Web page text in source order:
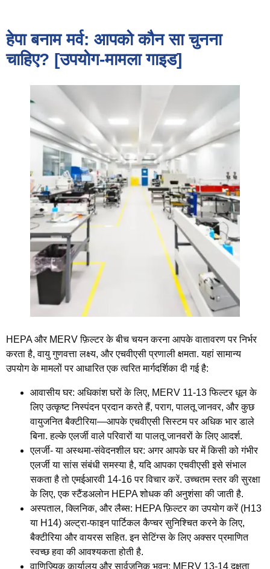
हेपा बनाम मर्व: आपको कौन सा चुनना
चाहिए? [उपयोग-मामला गाइड]
HEPA और MERV फ़िल्टर के बीच चयन करना आपके वातावरण पर निर्भर
करता है, वायु गुणवत्ता लक्ष्य, और एचवीएसी प्रणाली क्षमता. यहां सामान्य
उपयोग के मामलों पर आधारित एक त्वरित मार्गदर्शिका दी गई है:
आवासीय घर: अधिकांश घरों के लिए, MERV 11-13 फिल्टर धूल के
लिए उत्कृष्ट निस्पंदन प्रदान करते हैं, पराग, पालतू जानवर, और कुछ
वायुजनित बैक्टीरिया—आपके एचवीएसी सिस्टम पर अधिक भार डाले
बिना. हल्के एलर्जी वाले परिवारों या पालतू जानवरों के लिए आदर्श.
एलर्जी- या अस्थमा-संवेदनशील घर: अगर आपके घर में किसी को गंभीर
एलर्जी या सांस संबंधी समस्या है, यदि आपका एचवीएसी इसे संभाल
सकता है तो एमईआरवी 14-16 पर विचार करें. उच्चतम स्तर की सुरक्षा
के लिए, एक स्टैंडअलोन HEPA शोधक की अनुशंसा की जाती है.
अस्पताल, क्लिनिक, और लैब्स: HEPA फ़िल्टर का उपयोग करें (H13
या H14) अल्ट्रा-फाइन पार्टिकल कैप्चर सुनिश्चित करने के लिए,
बैक्टीरिया और वायरस सहित. इन सेटिंग्स के लिए अक्सर प्रमाणित
स्वच्छ हवा की आवश्यकता होती है.
वाणिज्यिक कार्यालय और सार्वजनिक भवन: MERV 13-14 दक्षता